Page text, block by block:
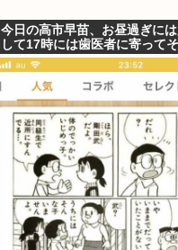
今日の高市早苗、お昼過ぎに
して17時には歯医者に寄って